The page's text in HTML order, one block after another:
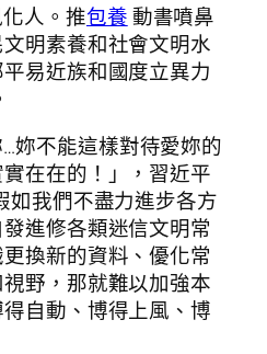
人。推包養動書噴鼻
明素養和社會文明水
易近族和國度立異力
妳不能這樣對待愛妳的
在在的！」，習近平
如我們不盡力進步各方
進修各類迷信文明常
換新的資料、優化常
野，那就難以加強本
自動、博得上風、博